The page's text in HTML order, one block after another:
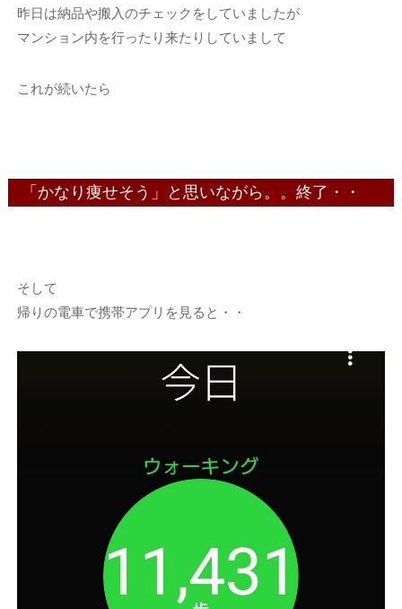
昨日は納品や搬入のチェックをしていましたが
マンション内を行ったり来たりしていまして
これが続いたら
「かなり痩せそう」と思いながら。。終了・・
そして
帰りの電車で携帯アプリを見ると・・